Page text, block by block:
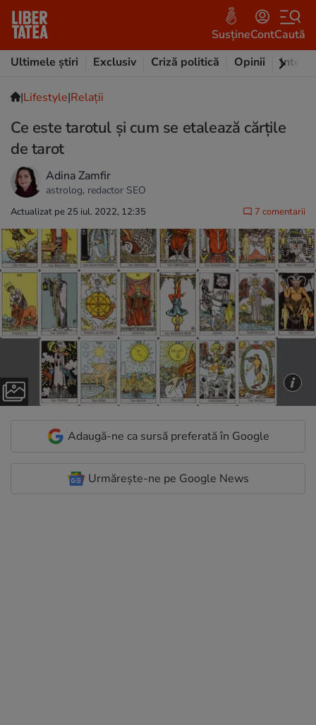
SusțineContCaută
Ultimele știri
Exclusiv Criză politică Opinii
|Lifestyle|Relații
Ce este tarotul și cum se etalează cărțile
de tarot
Adina Zamfir
astrolog, redactor SEO
Actualizat pe 25 iul. 2022, 12:35 7 comentarii
Adaugă-ne ca sursă preferată în Google
Urmărește-ne pe Google News